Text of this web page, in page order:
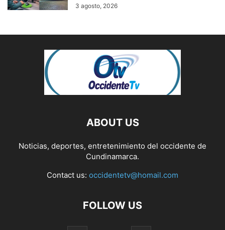
3 agosto, 2026
ABOUT US
Noticias, deportes, entretenimiento del occidente de
Cundinamarca.
Contact us: occidentetv@homail.com
FOLLOW US